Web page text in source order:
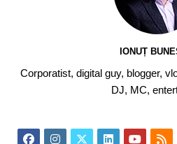
IONUȚ
Corporatist, digital guy, blogger,
DJ, MC,